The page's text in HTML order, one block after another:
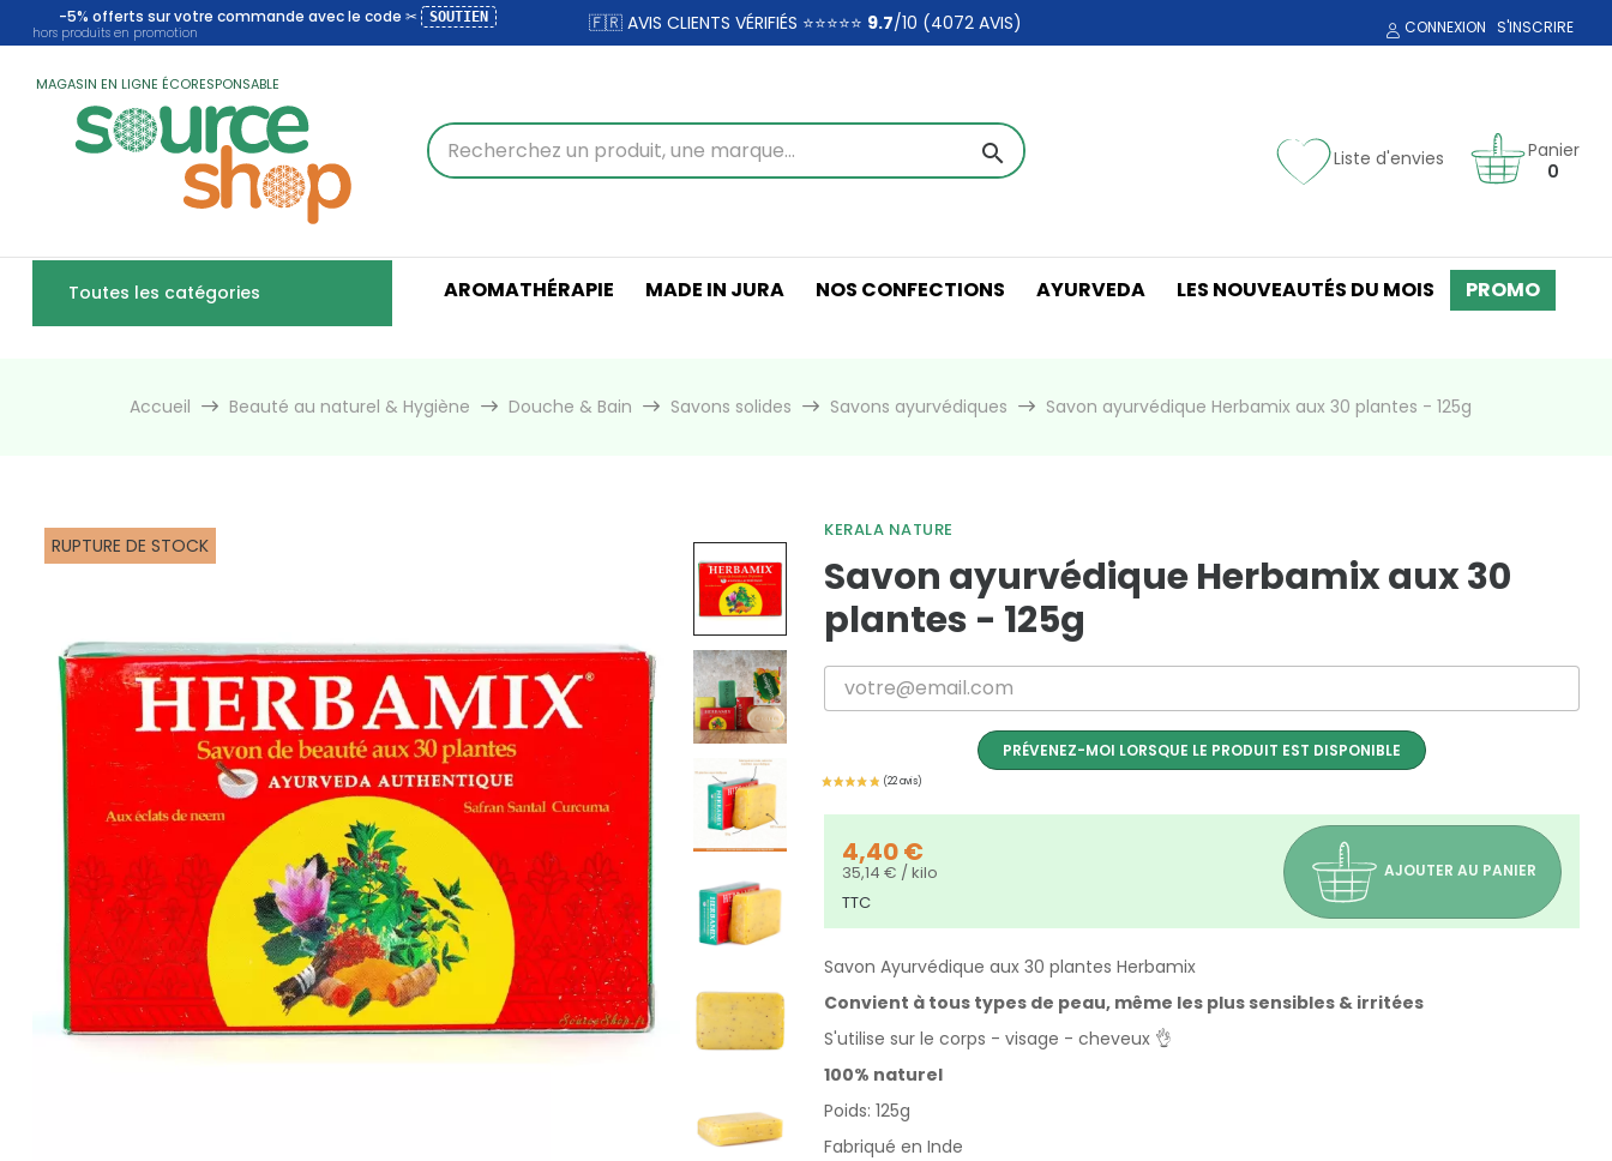
-5% offerts sur votre commande avec le code ✂ SOUTIEN
hors produits en promotion 🇫🇷 AVIS CLIENTS VÉRIFIÉS ⭐⭐⭐⭐⭐ 9.7/10 (4072 AVIS) CONNEXION S'INSCRIRE
MAGASIN EN LIGNE ÉCORESPONSABLE
search Liste d'envies
Panier
0
Toutes les catégories AROMATHÉRAPIE MADE IN JURA NOS CONFECTIONS AYURVEDA LES NOUVEAUTÉS DU MOIS PROMO
Accueil Beauté au naturel & Hygiène Douche & Bain Savons solides Savons ayurvédiques Savon ayurvédique Herbamix aux 30 plantes - 125g
RUPTURE DE STOCK
KERALA NATURE
Savon ayurvédique Herbamix aux 30
plantes - 125g
PRÉVENEZ-MOI LORSQUE LE PRODUIT EST DISPONIBLE
4,40 €
35,14 € / kilo
TTC
AJOUTER AU PANIER
Savon Ayurvédique aux 30 plantes Herbamix
Convient à tous types de peau, même les plus sensibles & irritées
S'utilise sur le corps - visage - cheveux 👌
100% naturel
Poids: 125g
Fabriqué en Inde